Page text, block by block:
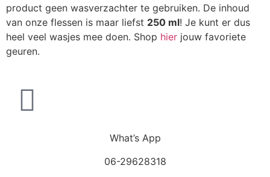
product geen wasverzachter te gebruiken. De inhoud
van onze flessen is maar liefst 250 ml! Je kunt er dus
heel veel wasjes mee doen. Shop hier jouw favoriete
geuren.
What’s App
06-29628318